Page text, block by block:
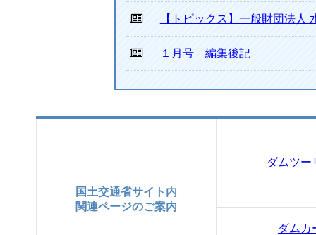
【トピックス】一般財団法
１月号 編集後記
国土交通省サイト内
関連ページのご案内
ダムツー
ダムカ